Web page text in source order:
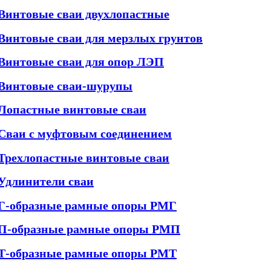
сваи двухлопастные
сваи для мерзлых грунтов
сваи для опор ЛЭП
сваи-шурупы
винтовые сваи
с муфтовым соединением
винтовые сваи
сваи
образные рамные опоры РМГ
образные рамные опоры РМП
образные рамные опоры РМТ